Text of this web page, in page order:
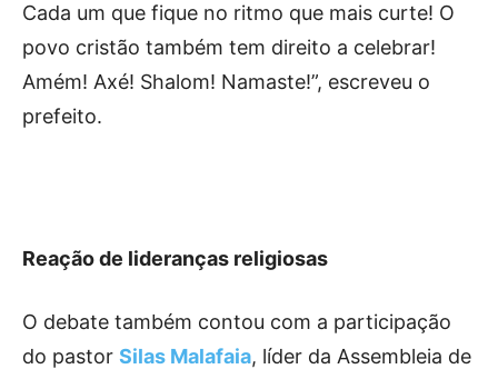
Cada um que fique no ritmo que mais curte! O
povo cristão também tem direito a celebrar!
Amém! Axé! Shalom! Namaste!”, escreveu o
prefeito.
Reação de lideranças religiosas
O debate também contou com a participação
do pastor Silas Malafaia, líder da Assembleia de